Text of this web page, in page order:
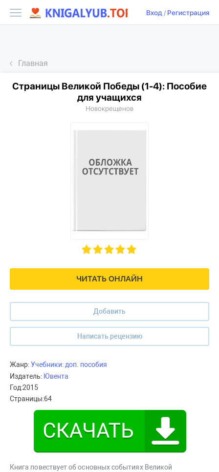
Вход/ Регистрация
Главная
ЧИТАТЬ ОНЛАЙН
Добавить
Написать рецензию
Страницы Великой Победы (1-4): Пособие
для учащихся
Новокрещенов
Жанр:Учебники: доп. пособия
Издатель: Ювента
Год:2015
Страницы:64
Книга повествует об основных событиях Великой